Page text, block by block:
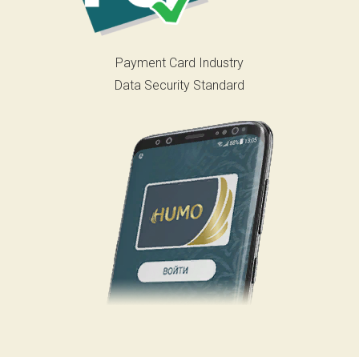
Payment Card Industry
Data Security Standard